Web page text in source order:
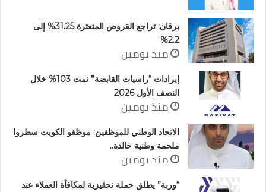
برقان: تراجع القروض المتعثرة 31.25% إلى
2.2%
منذ يومين
إيرادات “راسيات القابضة” نمت 103% خلال
النصف الأول 2026
منذ يومين
الاتحاد الوطني للموظفين: موظفو الكويت سطروا
ملحمة وطنية خالدة..
منذ يومين
“وربة” يطلق حملة تحفيزية لمكافأة العملاء عند